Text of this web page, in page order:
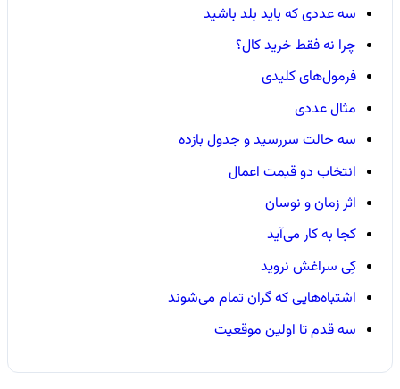
سه عددی که باید بلد باشید
چرا نه فقط خرید کال؟
فرمول‌های کلیدی
مثال عددی
سه حالت سررسید و جدول بازده
انتخاب دو قیمت اعمال
اثر زمان و نوسان
کجا به کار می‌آید
کِی سراغش نروید
اشتباه‌هایی که گران تمام می‌شوند
سه قدم تا اولین موقعیت